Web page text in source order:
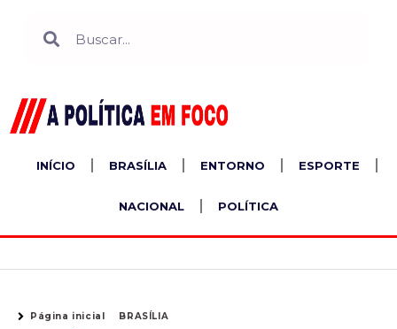
INÍCIO BRASÍLIA ENTORNO ESPORTE
NACIONAL POLÍTICA
Página inicial BRASÍLIA